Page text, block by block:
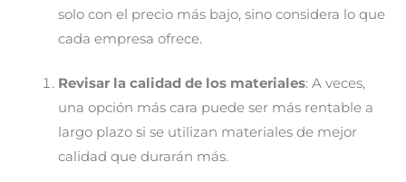
solo con el precio más bajo, sino considera lo que
cada empresa ofrece.
Revisar la calidad de los materiales: A veces,
una opción más cara puede ser más rentable a
largo plazo si se utilizan materiales de mejor
calidad que durarán más.